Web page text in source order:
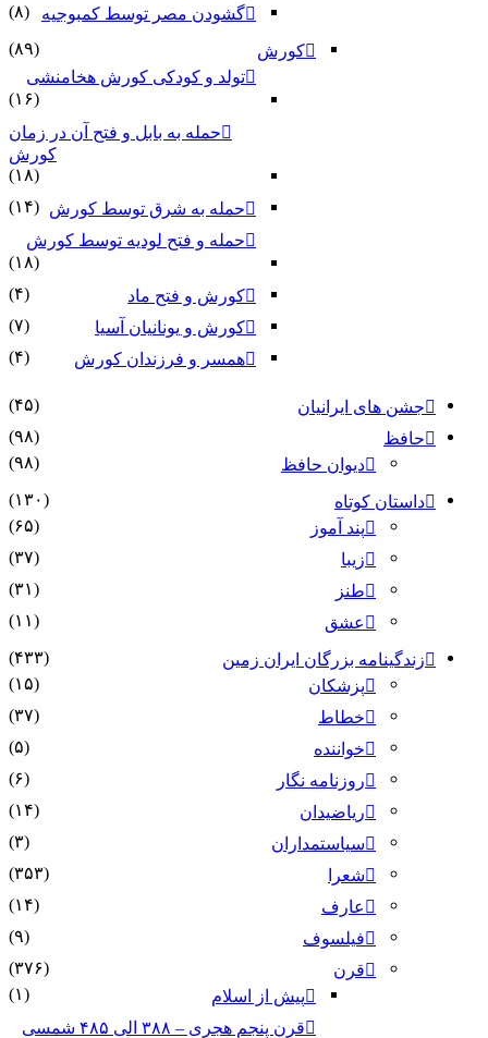
گشودن مصر توسط کمبوجیه
(۸)
کورش
(۸۹)
تولد و کودکی کورش هخامنشی
(۱۶)
حمله به بابل و فتح آن در زمان
کورش
(۱۸)
حمله به شرق توسط کورش (۱۴)
حمله و فتح لودیه توسط کورش
(۱۸)
کورش و فتح ماد
(۴)
کورش و یونانیان آسیا
(۷)
همسر و فرزندان کورش
(۴)
جشن های ایرانیان
(۴۵)
حافظ
(۹۸)
دیوان حافظ
(۹۸)
داستان کوتاه
(۱۳۰)
پند آموز
(۶۵)
زیبا
(۳۷)
طنز
(۳۱)
عشق
(۱۱)
زندگینامه بزرگان ایران زمین
(۴۳۳)
پزشکان
(۱۵)
خطاط
(۳۷)
خواننده
(۵)
روزنامه نگار
(۶)
ریاضیدان
(۱۴)
سیاستمداران
(۳)
شعرا
(۳۵۳)
عارف
(۱۴)
فیلسوف
(۹)
قرن
(۳۷۶)
پیش از اسلام
(۱)
قرن پنجم هجری – ۳۸۸ الی ۴۸۵ شمسی